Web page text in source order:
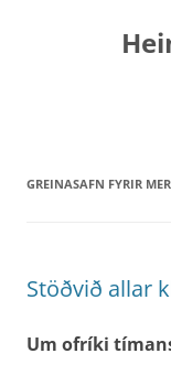
GREINASAFN FYRIR
Stöðvið allar
Um ofríki